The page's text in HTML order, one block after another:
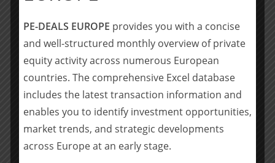
Cylinders Holding ist ein tschechischer Hersteller von
Hochdruckzylindern mit einer über 120 Jahre alten
Historie. Die Gruppe hat in den letzten Jahren intensiv
investiert und ist heutzutage ein global agierender
Hersteller von Stahlflaschen. Der Export des
Unternehmens zielt auf alle Kontinente ab.
Cylinders Holding setzt stets auf die Entwicklung und
den technischen Fortschritt. Die Gruppe verfügt unter
anderem über spezielle Technologien zur Herstellung
PE-DEALS EUROPE provides you with a concise
and well-structured monthly overview of private
equity activity across numerous European
countries. The comprehensive Excel database
includes the latest transaction information and
enables you to identify investment opportunities,
market trends, and strategic developments
across Europe at an early stage.